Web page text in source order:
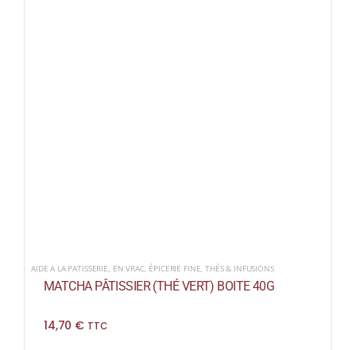
AIDE A LA PATISSERIE EN VRAC, ÉPICERIE FINE ,THÉS & INFUSIONS
MATCHA PÂTISSIER (THÉ VERT) BOITE 40G
14,70 € TTC